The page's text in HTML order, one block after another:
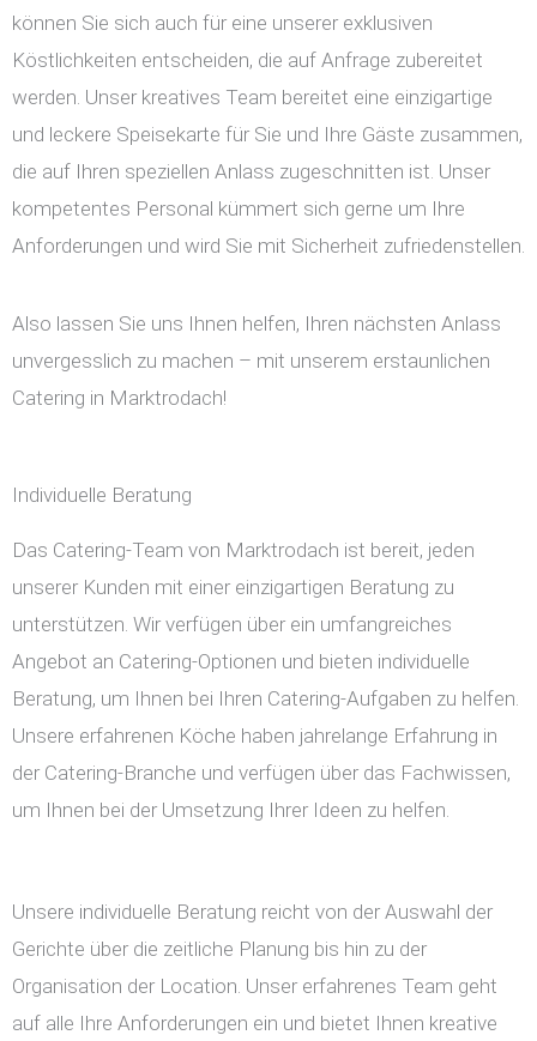
können Sie sich auch für eine unserer exklusiven
Köstlichkeiten entscheiden, die auf Anfrage zubereitet
werden. Unser kreatives Team bereitet eine einzigartige
und leckere Speisekarte für Sie und Ihre Gäste zusammen,
die auf Ihren speziellen Anlass zugeschnitten ist. Unser
kompetentes Personal kümmert sich gerne um Ihre
Anforderungen und wird Sie mit Sicherheit zufriedenstellen.
Also lassen Sie uns Ihnen helfen, Ihren nächsten Anlass
unvergesslich zu machen – mit unserem erstaunlichen
Catering in Marktrodach!
Individuelle Beratung
Das Catering-Team von Marktrodach ist bereit, jeden
unserer Kunden mit einer einzigartigen Beratung zu
unterstützen. Wir verfügen über ein umfangreiches
Angebot an Catering-Optionen und bieten individuelle
Beratung, um Ihnen bei Ihren Catering-Aufgaben zu helfen.
Unsere erfahrenen Köche haben jahrelange Erfahrung in
der Catering-Branche und verfügen über das Fachwissen,
um Ihnen bei der Umsetzung Ihrer Ideen zu helfen.
Unsere individuelle Beratung reicht von der Auswahl der
Gerichte über die zeitliche Planung bis hin zu der
Organisation der Location. Unser erfahrenes Team geht
auf alle Ihre Anforderungen ein und bietet Ihnen kreative